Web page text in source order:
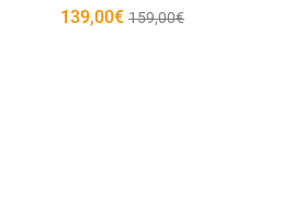
139,00€ 159,00€